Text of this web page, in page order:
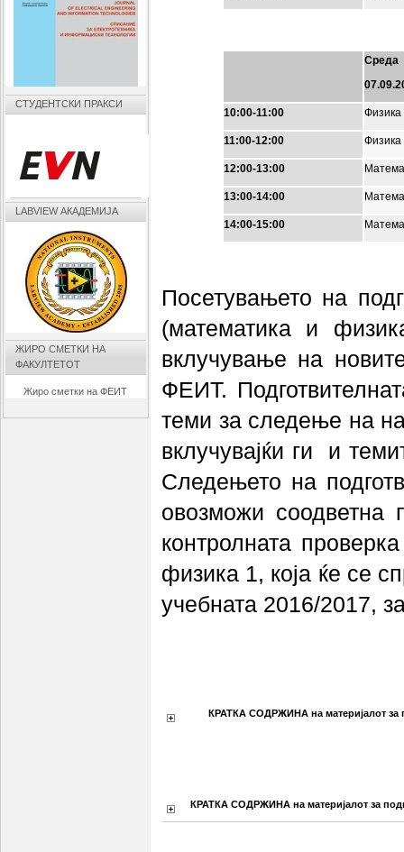
Среда
10:00-11:00 Физика
11:00-12:00 Физика
12:00-13:00
13:00-14:00
14:00-15:00
Посетувањето на
(математика и
вклучување на
ФЕИТ.
теми за следење на
вклучувајќи ги и
Следењето на
овозможи соодветна
контролната
физика 1, која ќе се
учебната 2016/2017,
КРАТКА СОДРЖИНА на материјалот за
КРАТКА СОДРЖИНА на материјалот за
СТУДЕНТСКИ ПРАКСИ
LABVIEW АКАДЕМИЈА
ЖИРО СМЕТКИ НА
ФАКУЛТЕТОТ
Жиро сметки на ФЕИТ